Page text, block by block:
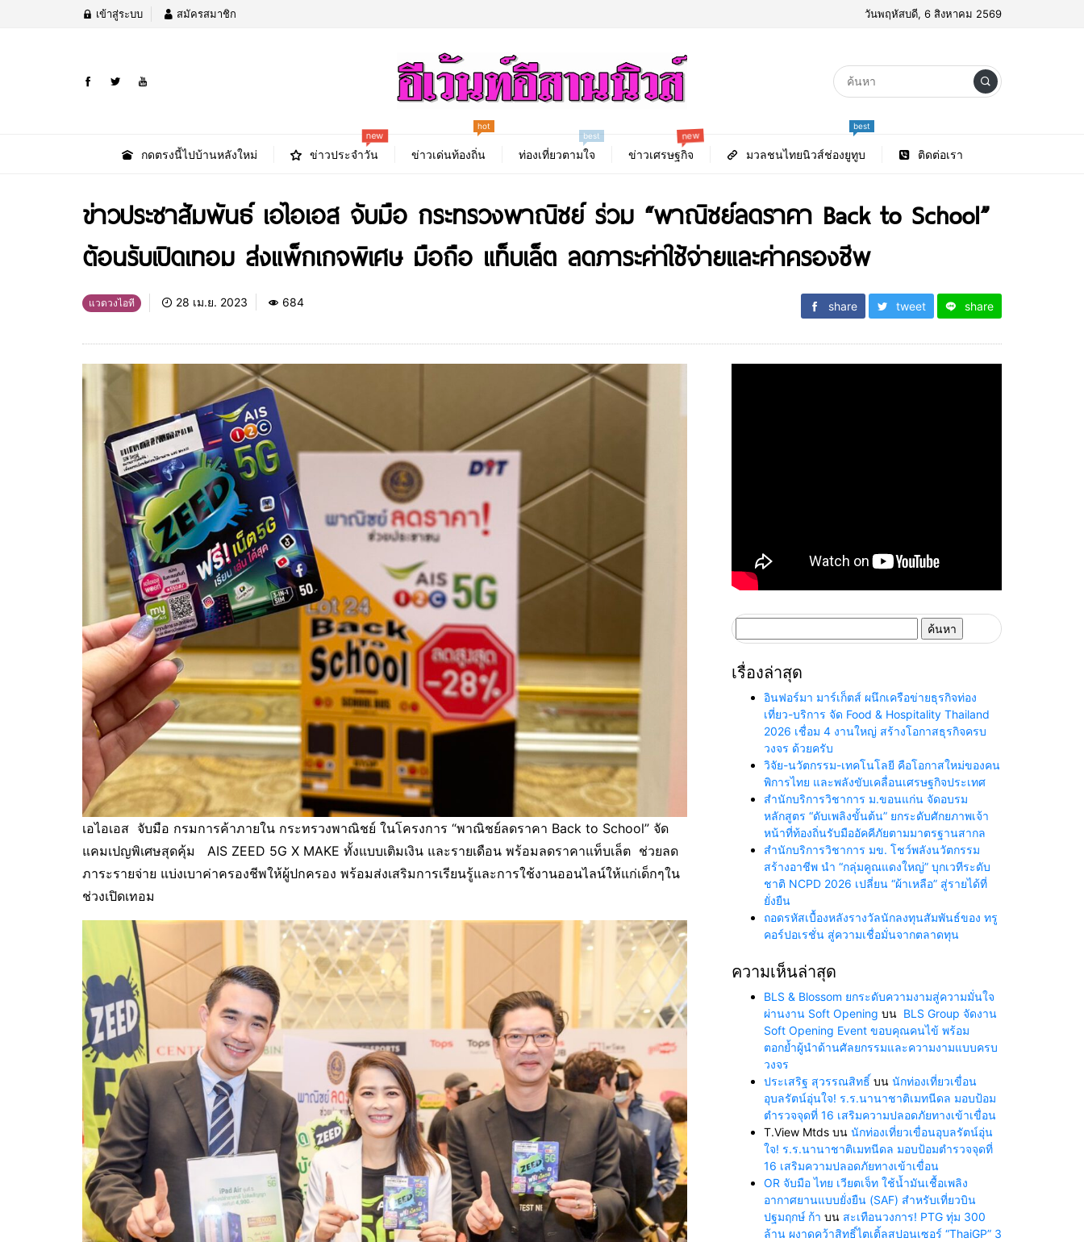
เข้าสู่ระบบ สมัครสมาชิก วันพฤหัสบดี, 6 สิงหาคม 2569
กดตรงนี้ไปบ้านหลังใหม่ ข่าวประจำวัน
new
ข่าวเด่นท้องถิ่น
hot
ท่องเที่ยวตามใจ
best
ข่าวเศรษฐกิจ
new
มวลชนไทยนิวส์ช่องยูทูบ
best
ติดต่อเรา
ข่าวประชาสัมพันธ์ เอไอเอส จับมือ กระทรวงพาณิชย์ ร่วม “พาณิชย์ลดราคา Back to School”
ต้อนรับเปิดเทอม ส่งแพ็กเกจพิเศษ มือถือ แท็บเล็ต ลดภาระค่าใช้จ่ายและค่าครองชีพ
แวดวงไอที 28 เม.ย. 2023 684 share tweet share
เอไอเอส จับมือ กรมการค้าภายใน กระทรวงพาณิชย์ ในโครงการ “พาณิชย์ลดราคา Back to School” จัด
แคมเปญพิเศษสุดคุ้ม AIS ZEED 5G X MAKE ทั้งแบบเติมเงิน และรายเดือน พร้อมลดราคาแท็บเล็ต ช่วยลด
ภาระรายจ่าย แบ่งเบาค่าครองชีพให้ผู้ปกครอง พร้อมส่งเสริมการเรียนรู้และการใช้งานออนไลน์ให้แก่เด็กๆใน
ช่วงเปิดเทอม
สำหรับ:
เรื่องล่าสุด
อินฟอร์มา มาร์เก็ตส์ ผนึกเครือข่ายธุรกิจท่อง
เที่ยว-บริการ จัด Food & Hospitality Thailand
2026 เชื่อม 4 งานใหญ่ สร้างโอกาสธุรกิจครบ
วงจร ด้วยครับ
วิจัย-นวัตกรรม-เทคโนโลยี คือโอกาสใหม่ของคน
พิการไทย และพลังขับเคลื่อนเศรษฐกิจประเทศ
สำนักบริการวิชาการ ม.ขอนแก่น จัดอบรม
หลักสูตร “ดับเพลิงขั้นต้น” ยกระดับศักยภาพเจ้า
หน้าที่ท้องถิ่นรับมืออัคคีภัยตามมาตรฐานสากล
สำนักบริการวิชาการ มข. โชว์พลังนวัตกรรม
สร้างอาชีพ นำ “กลุ่มคูณแดงใหญ่” บุกเวทีระดับ
ชาติ NCPD 2026 เปลี่ยน “ผ้าเหลือ” สู่รายได้ที่
ยั่งยืน
ถอดรหัสเบื้องหลังรางวัลนักลงทุนสัมพันธ์ของ ทรู
คอร์ปอเรชั่น สู่ความเชื่อมั่นจากตลาดทุน
ความเห็นล่าสุด
BLS & Blossom ยกระดับความงามสู่ความมั่นใจ
ผ่านงาน Soft Opening บน BLS Group จัดงาน
Soft Opening Event ขอบคุณคนไข้ พร้อม
ตอกย้ำผู้นำด้านศัลยกรรมและความงามแบบครบ
วงจร
ประเสริฐ สุวรรณสิทธิ์ บน นักท่องเที่ยวเขื่อน
อุบลรัตน์อุ่นใจ! ร.ร.นานาชาติเมทนีดล มอบป้อม
ตำรวจจุดที่ 16 เสริมความปลอดภัยทางเข้าเขื่อน
T.View Mtds บน นักท่องเที่ยวเขื่อนอุบลรัตน์อุ่น
ใจ! ร.ร.นานาชาติเมทนีดล มอบป้อมตำรวจจุดที่
16 เสริมความปลอดภัยทางเข้าเขื่อน
OR จับมือ ไทย เวียตเจ็ท ใช้น้ำมันเชื้อเพลิง
อากาศยานแบบยั่งยืน (SAF) สำหรับเที่ยวบิน
ปฐมฤกษ์ ก้า บน สะเทือนวงการ! PTG ทุ่ม 300
ล้าน ผงาดคว้าสิทธิ์ไตเติ้ลสปอนเซอร์ “ThaiGP” 3